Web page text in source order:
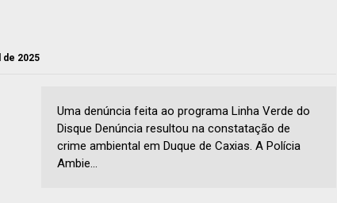
de 2025
Uma denúncia feita ao programa Linha Verde do
Disque Denúncia resultou na constatação de
crime ambiental em Duque de Caxias. A Polícia
Ambie...